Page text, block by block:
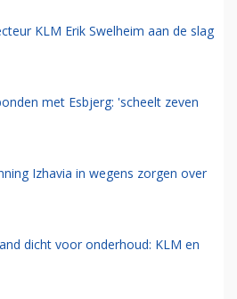
KLM Erik Swelheim aan de slag
met Esbjerg: 'scheelt zeven
Izhavia in wegens zorgen over
dicht voor onderhoud: KLM en